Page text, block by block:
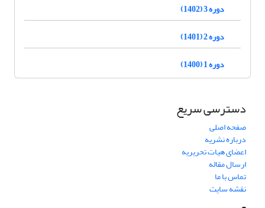
دوره 3 (1402)
دوره 2 (1401)
دوره 1 (1400)
دسترسی سریع
صفحه اصلی
درباره نشریه
اعضای هیات تحریریه
ارسال مقاله
تماس با ما
نقشه سایت